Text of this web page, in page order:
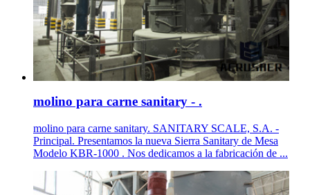
molino para carne sanitary - .
molino para carne sanitary. SANITARY SCALE, S.A. -
Principal. Presentamos la nueva Sierra Sanitary de Mesa
Modelo KBR-1000 . Nos dedicamos a la fabricación de ...